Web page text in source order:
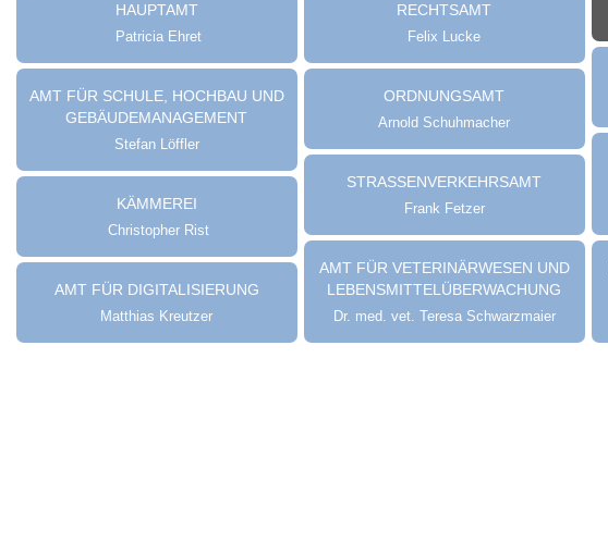
HAUPTAMT
Patricia Ehret
AMT FÜR SCHULE, HOCHBAU UND
GEBÄUDEMANAGEMENT
Stefan Löffler
KÄMMEREI
Christopher Rist
AMT FÜR DIGITALISIERUNG
Matthias Kreutzer
RECHTSAMT
Felix Lucke
ORDNUNGSAMT
Arnold Schuhmacher
STRASSENVERKEHRSAMT
Frank Fetzer
AMT FÜR VETERINÄRWESEN UND
LEBENSMITTELÜBERWACHUNG
Dr. med. vet. Teresa Schwarzmaier